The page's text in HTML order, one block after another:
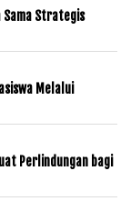
Sama Strategis
Melalui
Perlindungan bagi